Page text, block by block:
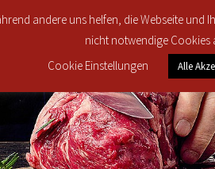
andere uns helfen, die Webseite
nicht notwendige Cookies
Cookie Einstellungen
Alle